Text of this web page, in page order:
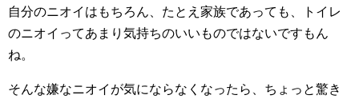
自分のニオイはもちろん、たとえ家族であっても、トイレ
のニオイってあまり気持ちのいいものではないですもん
ね。
そんな嫌なニオイが気にならなくなったら、ちょっと驚き